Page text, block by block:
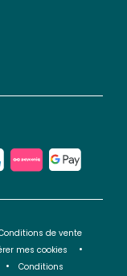
de vente
mes cookies
Conditions